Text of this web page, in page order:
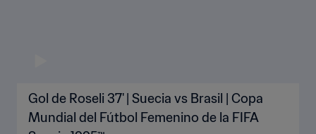
Gol de Roseli 37' | Suecia vs Brasil | Copa
Mundial del Fútbol Femenino de la FIFA